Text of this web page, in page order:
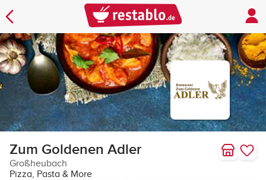
Zum Goldenen Adler
Großheubach
Pizza, Pasta & More